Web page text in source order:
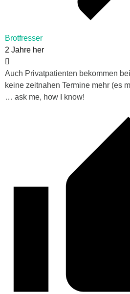
Brotfresser
2 Jahre her
Auch Privatpatienten bekommen
keine zeitnahen Termine mehr (es
… ask me, how I know!